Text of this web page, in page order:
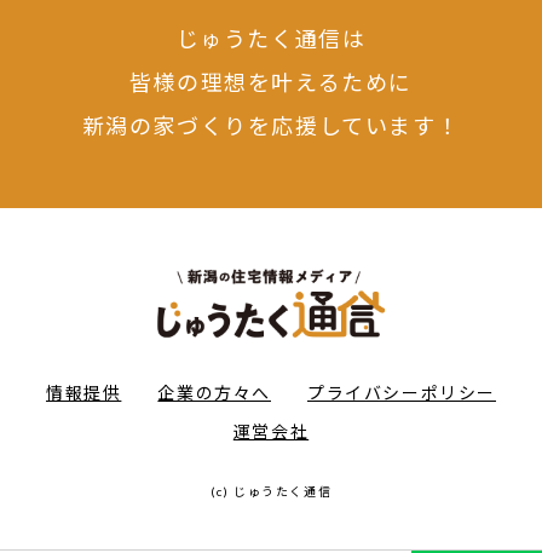
じゅうたく通信は
皆様の理想を叶えるために
新潟の家づくりを応援しています！
情報提供 企業の方々へ
プライバシーポリシー
運営会社
(c) じゅうたく通信